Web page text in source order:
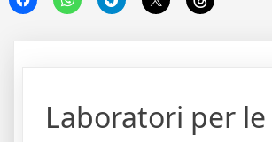
Laboratori per le